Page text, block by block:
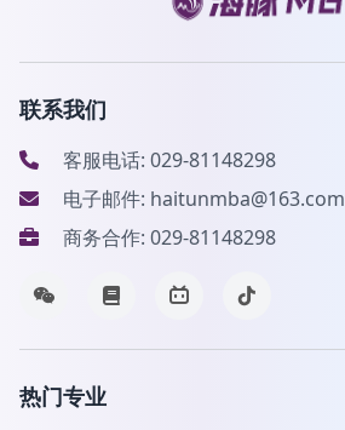
联系我们
客服电话: 029-81148298
电子邮件: haitunmba@163.com
商务合作: 029-81148298
热门专业